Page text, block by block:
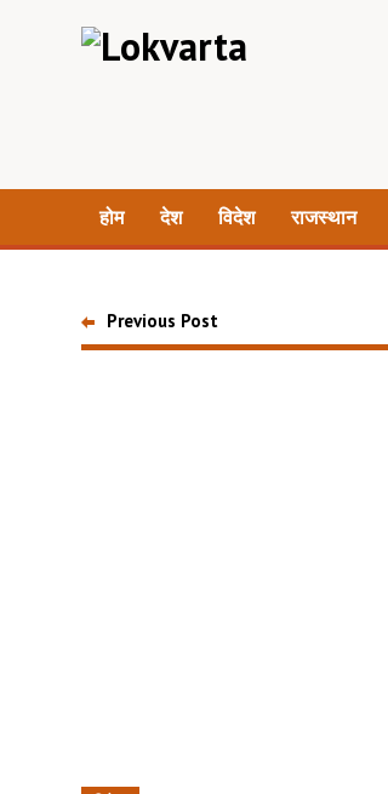
होम देश विदेश राजस्थान
Previous Post